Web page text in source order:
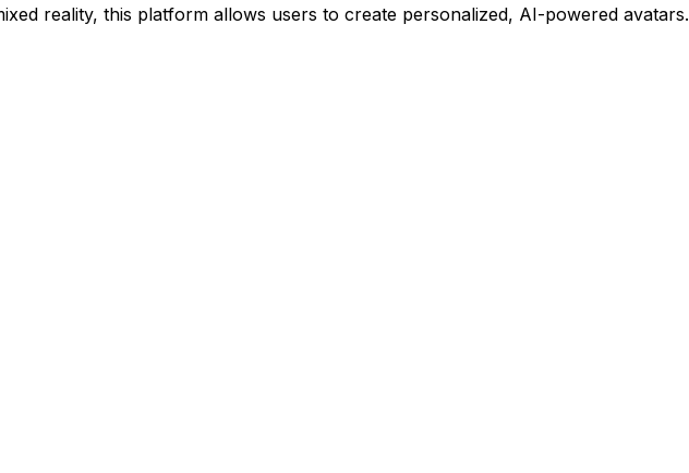
reality, this platform allows users to create personalized, AI-powered avatars.